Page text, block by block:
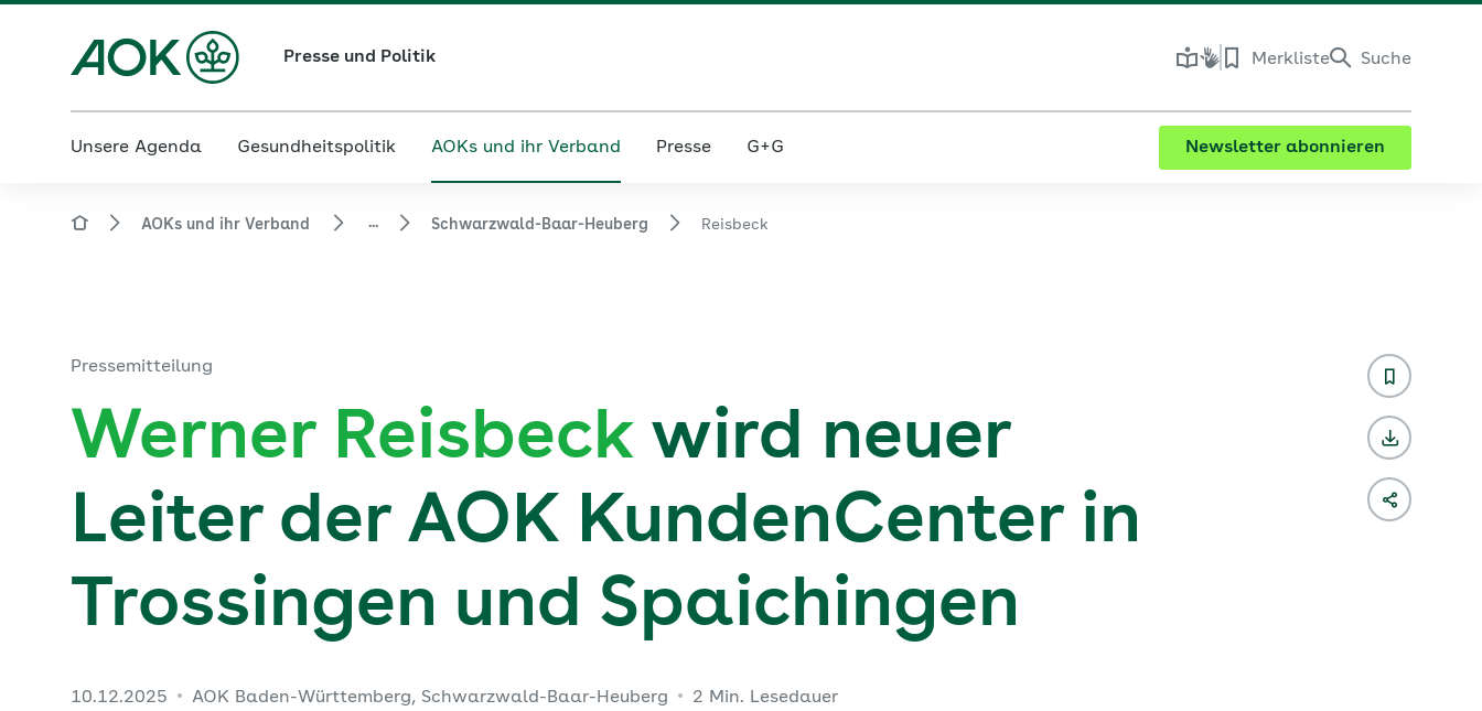
Presse und Politik Merkliste Suche
Unsere Agenda Gesundheitspolitik AOKs und ihr Verband Presse G+G Newsletter abonnieren
AOKs und ihr Verband ... Schwarzwald-Baar-Heuberg Reisbeck
Pressemitteilung
Werner Reisbeck wird neuer
Leiter der AOK KundenCenter in
Trossingen und Spaichingen
10.12.2025 AOK Baden-Württemberg, Schwarzwald-Baar-Heuberg 2 Min. Lesedauer